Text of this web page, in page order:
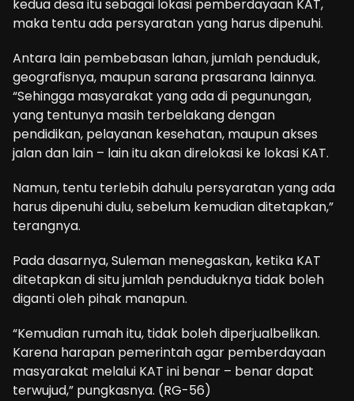
kedua desa itu sebagai lokasi pemberdayaan KAT,
maka tentu ada persyaratan yang harus dipenuhi.
Antara lain pembebasan lahan, jumlah penduduk,
geografisnya, maupun sarana prasarana lainnya.
“Sehingga masyarakat yang ada di pegunungan,
yang tentunya masih terbelakang dengan
pendidikan, pelayanan kesehatan, maupun akses
jalan dan lain – lain itu akan direlokasi ke lokasi KAT.
Namun, tentu terlebih dahulu persyaratan yang ada
harus dipenuhi dulu, sebelum kemudian ditetapkan,”
terangnya.
Pada dasarnya, Suleman menegaskan, ketika KAT
ditetapkan di situ jumlah penduduknya tidak boleh
diganti oleh pihak manapun.
“Kemudian rumah itu, tidak boleh diperjualbelikan.
Karena harapan pemerintah agar pemberdayaan
masyarakat melalui KAT ini benar – benar dapat
terwujud,” pungkasnya. (RG-56)